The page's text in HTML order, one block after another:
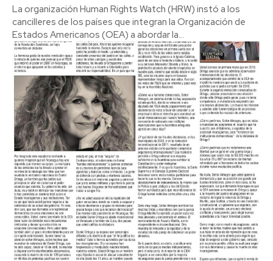
La organización Human Rights Watch (HRW) instó a los
cancilleres de los países que integran la Organización de
Estados Americanos (OEA) a abordar la...